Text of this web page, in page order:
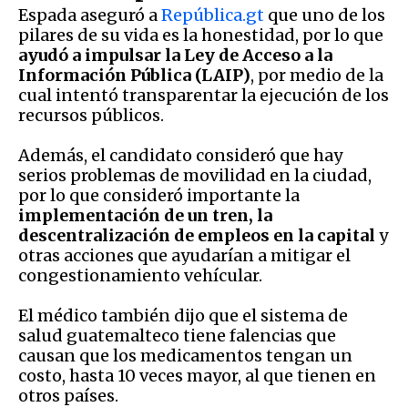
Espada aseguró aRepública.gt que uno de los
pilares de su vida es la honestidad, por lo que
ayudó a impulsar la Ley de Acceso a la
Información Pública (LAIP), por medio de la
cual intentó transparentar la ejecución de los
recursos públicos.
Además, el candidato consideró que hay
serios problemas de movilidad en la ciudad,
por lo que consideró importante la
implementación de un tren, la
descentralización de empleos en la capital y
otras acciones que ayudarían a mitigar el
congestionamiento vehícular.
El médico también dijo que el sistema de
salud guatemalteco tiene falencias que
causan que los medicamentos tengan un
costo, hasta 10 veces mayor, al que tienen en
otros países.